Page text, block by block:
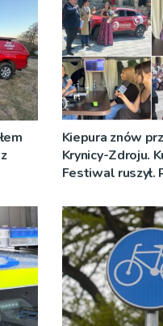
Kiepura znów
Krynicy-Zdroju.
Festiwal ruszył.
[ZDJĘCIA]